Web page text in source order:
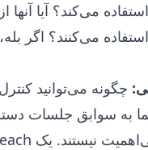
می‌کند؟ آیا آنها
می‌کنند؟ اگر بله،
چگونه می‌توانید
به سوابق جلسات